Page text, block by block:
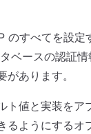
のすべてを設定
ベースの認証
あります。
ト値と実装をア
るようにするオ